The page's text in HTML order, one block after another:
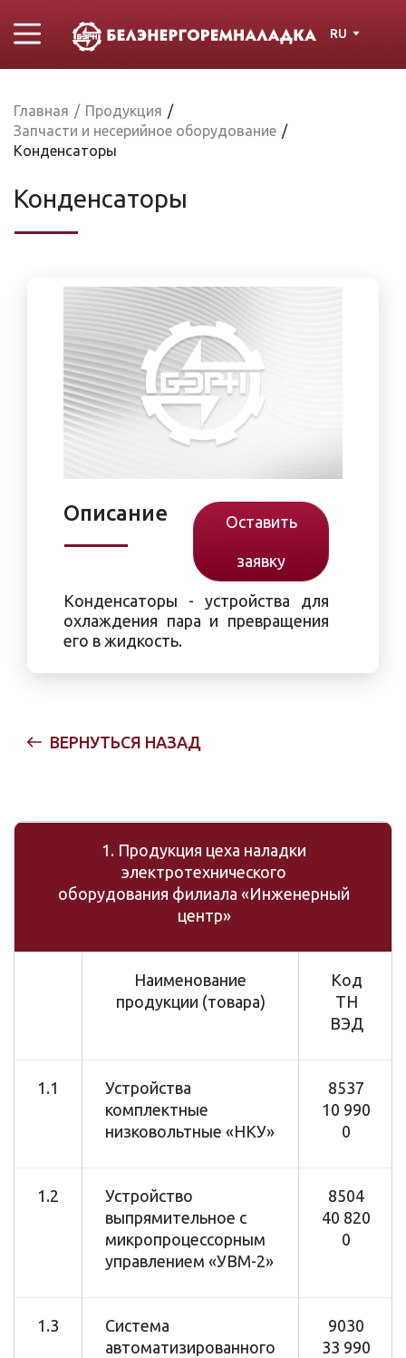
RU
Главная / Продукция /
Запчасти и несерийное оборудование /
Конденсаторы
Конденсаторы
Описание Оставить
заявку
Конденсаторы - устройства для
охлаждения пара и превращения
его в жидкость.
ВЕРНУТЬСЯ НАЗАД
1. Продукция цеха наладки
электротехнического
оборудования филиала «Инженерный
центр»
Наименование
продукции (товара)
Код
ТН
ВЭД
1.1
Устройства
комплектные
низковольтные «НКУ»
8537
10 990
0
1.2
Устройство
выпрямительное с
микропроцессорным
управлением «УВМ-2»
8504
40 820
0
1.3
Система
автоматизированного
9030
33 990